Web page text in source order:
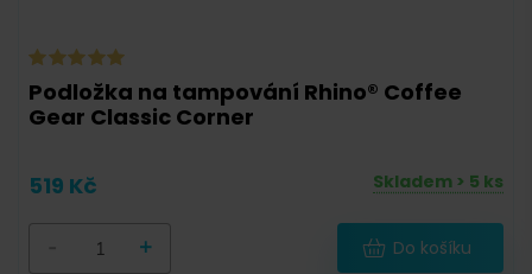
Podložka na tampování Rhino® Coffee
Gear Classic Corner
519 Kč Skladem > 5 ks
+ Do košíku